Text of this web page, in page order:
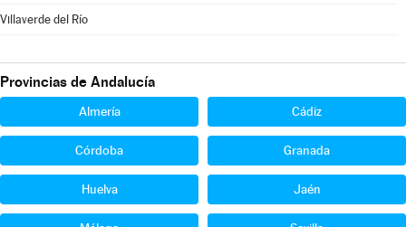
Villaverde del Río
Provincias de Andalucía
Almería Cádiz
Córdoba Granada
Huelva Jaén